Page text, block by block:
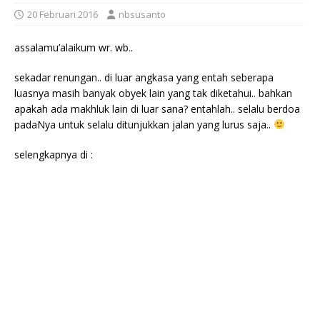
20 Februari 2016 nbsusanto
assalamu’alaikum wr. wb..
sekadar renungan.. di luar angkasa yang entah seberapa
luasnya masih banyak obyek lain yang tak diketahui.. bahkan
apakah ada makhluk lain di luar sana? entahlah.. selalu berdoa
padaNya untuk selalu ditunjukkan jalan yang lurus saja..
selengkapnya di :